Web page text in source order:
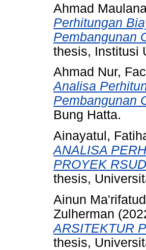
Ahmad
Perhitungan
Pembangunan
thesis, Institusi
Ahmad Nur,
Analisa
Pembangunan
Bung Hatta.
Ainayatul,
ANALISA
PROYEK
thesis,
Ainun
Zulherman
ARSITEKTUR
thesis,